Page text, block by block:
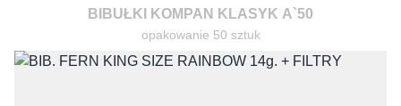
BIBUŁKI KOMPAN KLASYK A`50
opakowanie 50 sztuk